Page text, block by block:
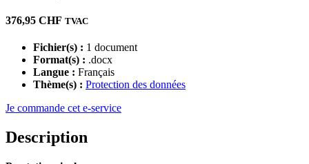
376,95 CHF TVAC
Fichier(s) : 1 document
Format(s) : .docx
Langue : Français
Thème(s) : Protection des données
Je commande cet e-service
Description